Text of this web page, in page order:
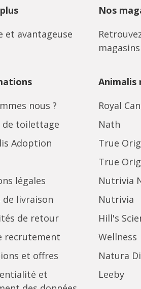
et avantageuse
Nos
magasins
nous ?
de toilettage
Adoption
légales
de livraison
de retour
recrutement
et offres
et
Animalis
Royal
Nath
True
True
Nutrivia
Nutrivia
Hill's
Wellness
Natura
Leeby